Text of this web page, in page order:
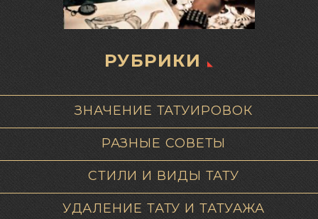
РУБРИКИ
ЗНАЧЕНИЕ ТАТУИРОВОК
РАЗНЫЕ СОВЕТЫ
СТИЛИ И ВИДЫ ТАТУ
УДАЛЕНИЕ ТАТУ И ТАТУАЖА